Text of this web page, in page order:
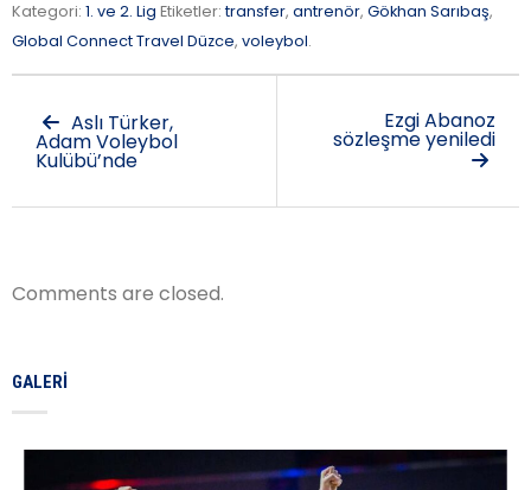
Kategori: 1. ve 2. Lig Etiketler:transfer, antrenör, Gökhan Sarıbaş,
Global Connect Travel Düzce, voleybol.
Aslı Türker,
Adam Voleybol
Kulübü’nde
Ezgi Abanoz
sözleşme yeniledi
Comments are closed.
GALERI